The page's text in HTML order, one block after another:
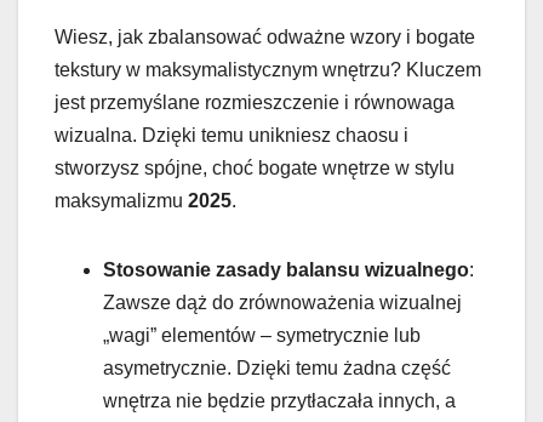
Wiesz, jak zbalansować odważne wzory i bogate
tekstury w maksymalistycznym wnętrzu? Kluczem
jest przemyślane rozmieszczenie i równowaga
wizualna. Dzięki temu unikniesz chaosu i
stworzysz spójne, choć bogate wnętrze w stylu
maksymalizmu 2025.
Stosowanie zasady balansu wizualnego:
Zawsze dąż do zrównoważenia wizualnej
„wagi” elementów – symetrycznie lub
asymetrycznie. Dzięki temu żadna część
wnętrza nie będzie przytłaczała innych, a